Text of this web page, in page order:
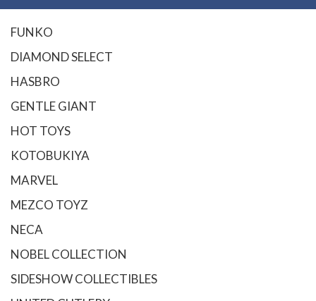
FUNKO
DIAMOND SELECT
HASBRO
GENTLE GIANT
HOT TOYS
KOTOBUKIYA
MARVEL
MEZCO TOYZ
NECA
NOBEL COLLECTION
SIDESHOW COLLECTIBLES